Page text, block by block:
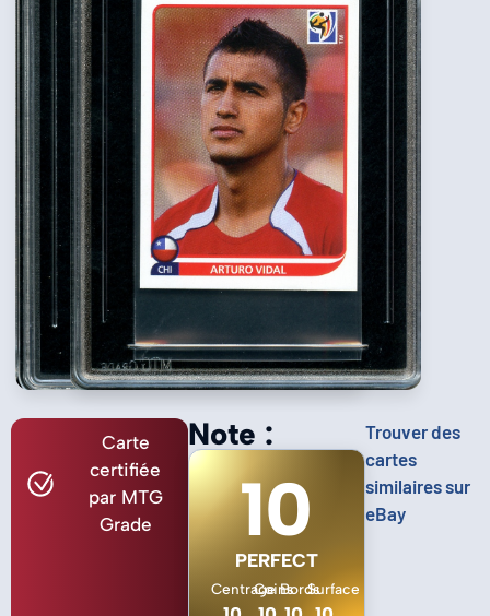
Carte
certifiée
par MTG
Grade
Note :
10
PERFECT
CentrageCoinsBordsSurface
Trouver des
cartes
similaires sur
eBay